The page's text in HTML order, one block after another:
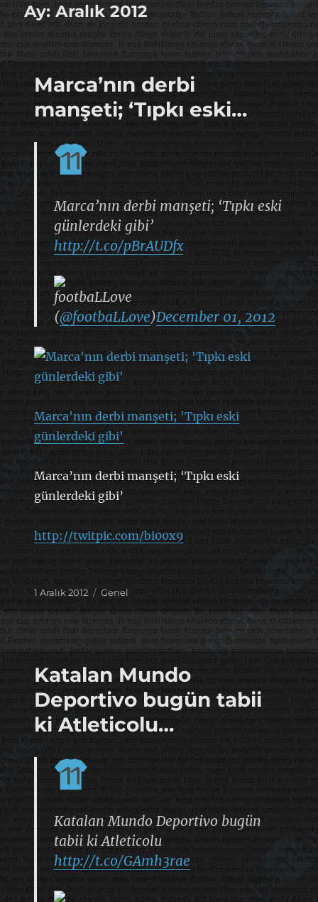
Ay:Aralık 2012
Marca’nın derbi
manşeti; ‘Tıpkı eski…
Marca’nın derbi manşeti; ‘Tıpkı eski
günlerdeki gibi’
http://t.co/pBrAUDfx
footbaLLove
(@footbaLLove)December 01, 2012
Marca'nın derbi manşeti; 'Tıpkı eski
günlerdeki gibi'
Marca’nın derbi manşeti; ‘Tıpkı eski
günlerdeki gibi’
http://twitpic.com/bi00x9
Yayın
tarihi
1 Aralık 2012 Kategoriler
Genel
Katalan Mundo
Deportivo bugün tabii
ki Atleticolu…
Katalan Mundo Deportivo bugün
tabii ki Atleticolu
http://t.co/GAmh3rae